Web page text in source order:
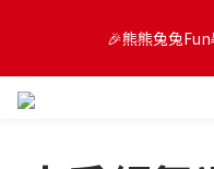
🎉熊熊兔兔